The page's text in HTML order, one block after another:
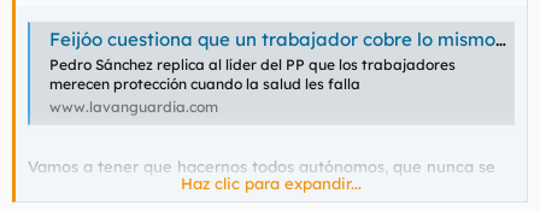
Feijóo cuestiona que un trabajador cobre lo mismo si trabaja o si está de baja
Pedro Sánchez replica al líder del PP que los trabajadores
merecen protección cuando la salud les falla
www.lavanguardia.com
Vamos a tener que hacernos todos autónomos, que nunca se
Haz clic para expandir...